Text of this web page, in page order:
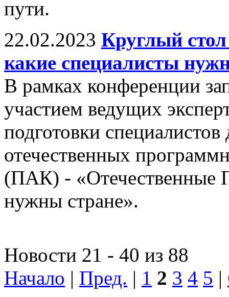
пути.
22.02.2023 Круглый
какие специалисты
В рамках конференции
участием ведущих
подготовки
отечественных
(ПАК) - «Отечественные
нужны стране».
Новости 21 - 40 из 88
Начало | Пред. | 1 2 3 4 5 |